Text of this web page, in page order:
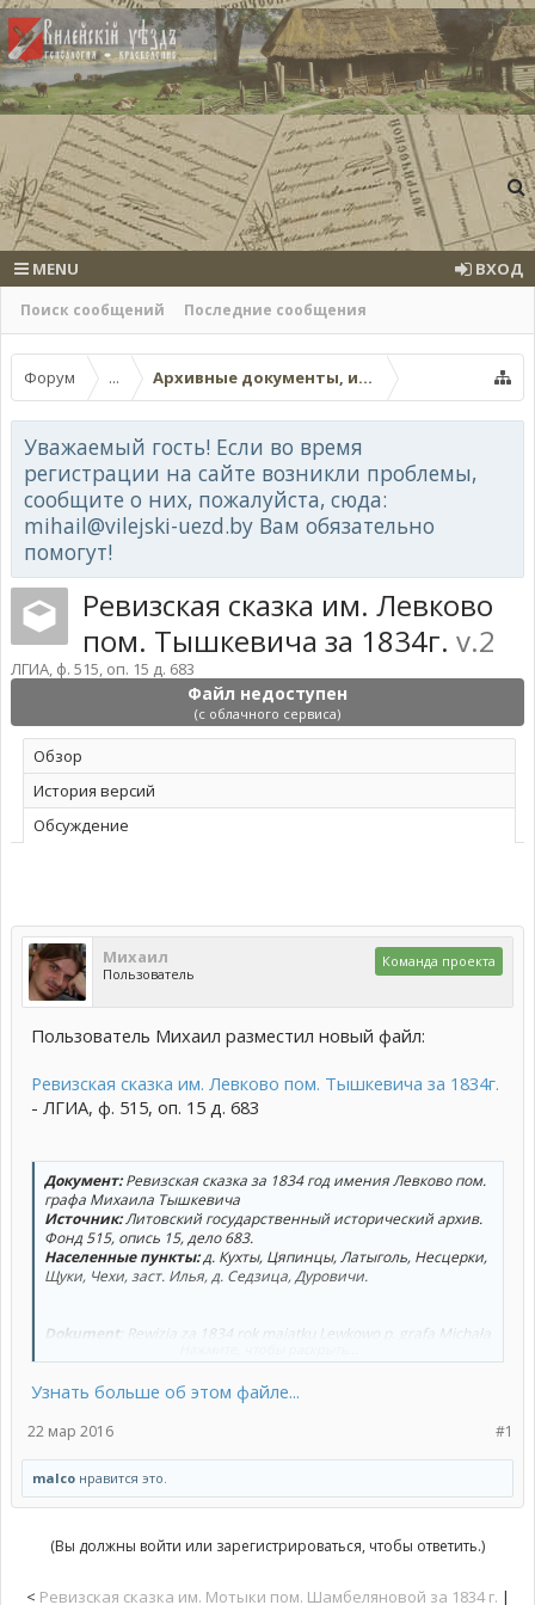
Поиск сообщений Последние сообщения
MENU ВХОД
Форум ... Архивные документы, исторические
Уважаемый гость! Если во время
регистрации на сайте возникли проблемы,
сообщите о них, пожалуйста, сюда:
mihail@vilejski-uezd.by Вам обязательно
помогут!
Файл недоступен
(с облачного сервиса)
Ревизская сказка им. Левково
пом. Тышкевича за 1834г. v.2
ЛГИА, ф. 515, оп. 15 д. 683
Обзoр
История версий
Обсуждение
Михаил
Пользователь
Команда проекта
Пользователь Михаил разместил новый файл:
Ревизская сказка им. Левково пом. Тышкевича за 1834г.
- ЛГИА, ф. 515, оп. 15 д. 683
Документ:Ревизская сказка за 1834 год имения Левково пом.
графа Михаила Тышкевича
Источник:Литовский государственный исторический архив.
Фонд 515, опись 15, дело 683.
Населенные пункты:д. Кухты, Цяпинцы, Латыголь, Несцерки,
Щуки, Чехи, заст. Илья, д. Седзица, Дуровичи.
Dokument : Rewizja za 1834 rok majątku Lewkowo p. grafa Michała
Zaludnione punkty: wsi Kuchty, Ciapince,...
Узнать больше об этом файле...
#1
22 мар 2016
malco нравится это.
(Вы должны войти или зарегистрироваться, чтобы ответить.)
< Ревизская сказка им. Мотыки пом. Шамбеляновой за 1834 г. |